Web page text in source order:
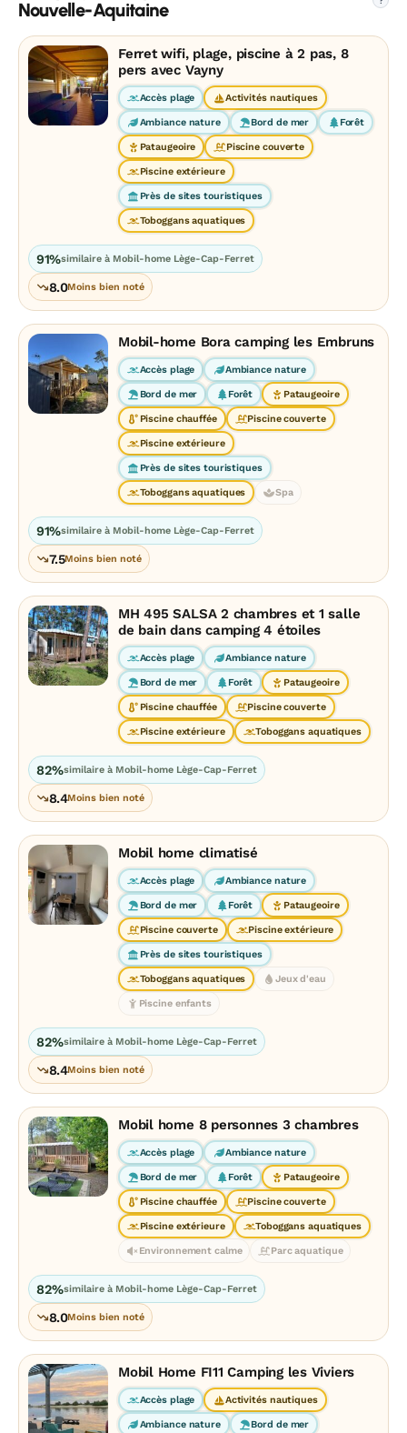
Nouvelle-Aquitaine
Ferret wifi, plage, piscine à 2 pas, 8
pers avec Vayny
Accès plage Activités nautiques
Ambiance nature Bord de mer Forêt
Pataugeoire Piscine couverte
Piscine extérieure
Près de sites touristiques
Toboggans aquatiques
91%similaire à Mobil-home Lège-Cap-Ferret
8.0Moins bien noté
Mobil-home Bora camping les Embruns
Accès plage Ambiance nature
Bord de mer Forêt Pataugeoire
Piscine chauffée Piscine couverte
Piscine extérieure
Près de sites touristiques
Toboggans aquatiques Spa
91%similaire à Mobil-home Lège-Cap-Ferret
7.5Moins bien noté
MH 495 SALSA 2 chambres et 1 salle
de bain dans camping 4 étoiles
Accès plage Ambiance nature
Bord de mer Forêt Pataugeoire
Piscine chauffée Piscine couverte
Piscine extérieure Toboggans aquatiques
82%similaire à Mobil-home Lège-Cap-Ferret
8.4Moins bien noté
Mobil home climatisé
Accès plage Ambiance nature
Bord de mer Forêt Pataugeoire
Piscine couverte Piscine extérieure
Près de sites touristiques
Toboggans aquatiques Jeux d'eau
Piscine enfants
82%similaire à Mobil-home Lège-Cap-Ferret
8.4Moins bien noté
Mobil home 8 personnes 3 chambres
Accès plage Ambiance nature
Bord de mer Forêt Pataugeoire
Piscine chauffée Piscine couverte
Piscine extérieure Toboggans aquatiques
Environnement calme Parc aquatique
82%similaire à Mobil-home Lège-Cap-Ferret
8.0Moins bien noté
Mobil Home FI11 Camping les Viviers
Accès plage Activités nautiques
Ambiance nature Bord de mer